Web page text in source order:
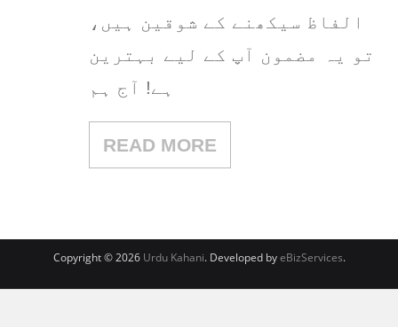
الفاظ سیکھنے کے شوقین ہیں،
تو یہ مضمون آپ کے لیے بہترین
ہے! آج ہم
READ MORE
Copyright © 2026 Urdu Kahani. Developed byeBizServices.